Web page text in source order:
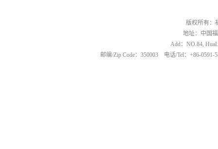
版权所有：
地址：中国
Add：NO.84,
邮编/Zip Code：350003 电话/Tel：+86-